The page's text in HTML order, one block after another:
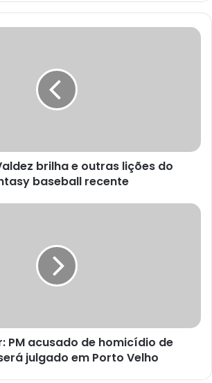
brilha e outras lições do
baseball recente
PM acusado de homicídio de
julgado em Porto Velho